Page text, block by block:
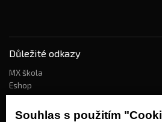
Souhlas s použitím
Důležité odkazy
MX škola
Eshop
Kdo jsme?